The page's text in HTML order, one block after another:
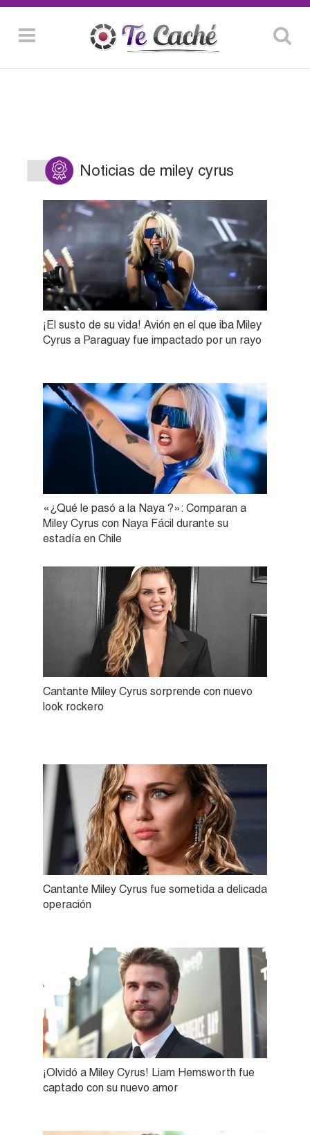
Noticias de miley cyrus
¡El susto de su vida! Avión en el que iba Miley
Cyrus a Paraguay fue impactado por un rayo
«¿Qué le pasó a la Naya ?»: Comparan a
Miley Cyrus con Naya Fácil durante su
estadía en Chile
Cantante Miley Cyrus sorprende con nuevo
look rockero
Cantante Miley Cyrus fue sometida a delicada
operación
¡Olvidó a Miley Cyrus! Liam Hemsworth fue
captado con su nuevo amor